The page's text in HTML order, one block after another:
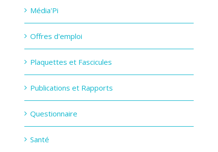
Média'Pi
Offres d'emploi
Plaquettes et Fascicules
Publications et Rapports
Questionnaire
Santé